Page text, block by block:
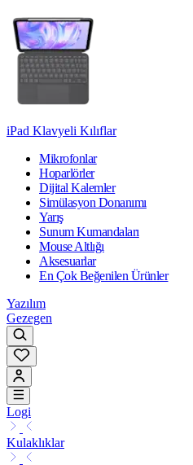
iPad Klavyeli Kılıflar
Mikrofonlar
Hoparlörler
Dijital Kalemler
Simülasyon Donanımı
Yarış
Sunum Kumandaları
Mouse Altlığı
Aksesuarlar
En Çok Beğenilen Ürünler
Yazılım
Gezegen
Logi
Kulaklıklar